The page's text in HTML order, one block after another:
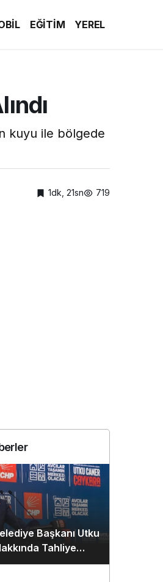
EĞİTİM YEREL
kuyu ile bölgede
1dk, 21sn 719
Başkanı Utku
Tahliye